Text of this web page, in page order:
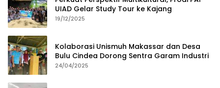
UIAD Gelar Study Tour ke Kajang
19/12/2025
Kolaborasi Unismuh Makassar dan Desa
Bulu Cindea Dorong Sentra Garam Industri
24/04/2025